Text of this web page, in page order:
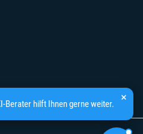
Berater hilft Ihnen gerne weiter.